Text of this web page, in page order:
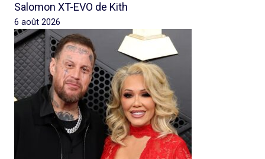
Salomon XT-EVO de Kith
6 août 2026